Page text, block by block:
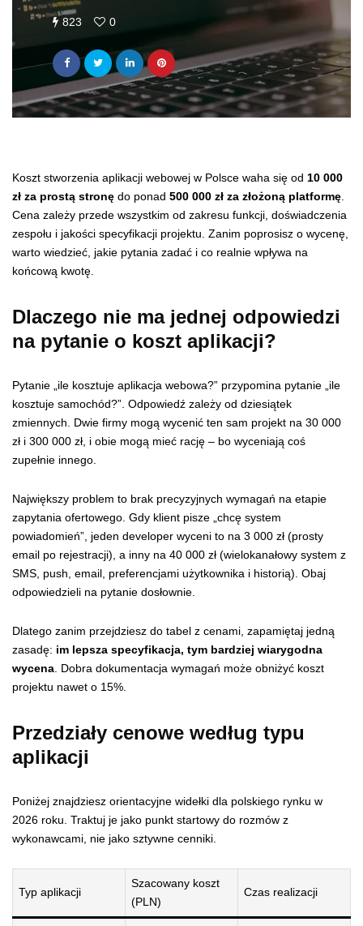
823 0
Koszt stworzenia aplikacji webowej w Polsce waha się od 10 000
zł za prostą stronę do ponad 500 000 zł za złożoną platformę.
Cena zależy przede wszystkim od zakresu funkcji, doświadczenia
zespołu i jakości specyfikacji projektu. Zanim poprosisz o wycenę,
warto wiedzieć, jakie pytania zadać i co realnie wpływa na
końcową kwotę.
Dlaczego nie ma jednej odpowiedzi
na pytanie o koszt aplikacji?
Pytanie „ile kosztuje aplikacja webowa?” przypomina pytanie „ile
kosztuje samochód?”. Odpowiedź zależy od dziesiątek
zmiennych. Dwie firmy mogą wycenić ten sam projekt na 30 000
zł i 300 000 zł, i obie mogą mieć rację – bo wyceniają coś
zupełnie innego.
Największy problem to brak precyzyjnych wymagań na etapie
zapytania ofertowego. Gdy klient pisze „chcę system
powiadomień”, jeden developer wyceni to na 3 000 zł (prosty
email po rejestracji), a inny na 40 000 zł (wielokanałowy system z
SMS, push, email, preferencjami użytkownika i historią). Obaj
odpowiedzieli na pytanie dosłownie.
Dlatego zanim przejdziesz do tabel z cenami, zapamiętaj jedną
zasadę: im lepsza specyfikacja, tym bardziej wiarygodna
wycena. Dobra dokumentacja wymagań może obniżyć koszt
projektu nawet o 15%.
Przedziały cenowe według typu
aplikacji
Poniżej znajdziesz orientacyjne widełki dla polskiego rynku w
2026 roku. Traktuj je jako punkt startowy do rozmów z
wykonawcami, nie jako sztywne cenniki.
Typ aplikacji
Szacowany koszt
(PLN)
Czas realizacji